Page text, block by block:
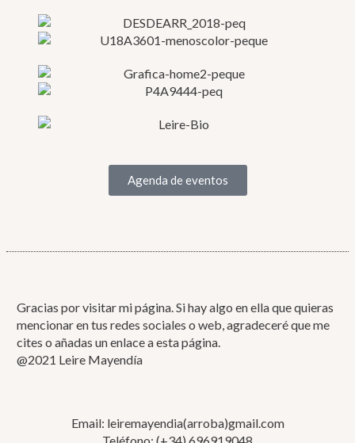
artes plásticas
GRÁFICA
Agenda de eventos
Gracias por visitar mi página. Si hay algo en ella que quieras
mencionar en tus redes sociales o web, agradeceré que me
cites o añadas un enlace a esta página.
@2021 Leire Mayendía
Email: leiremayendia(arroba)gmail.com